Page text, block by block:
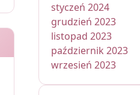
styczeń 2024
grudzień 2023
listopad 2023
październik 2023
wrzesień 2023